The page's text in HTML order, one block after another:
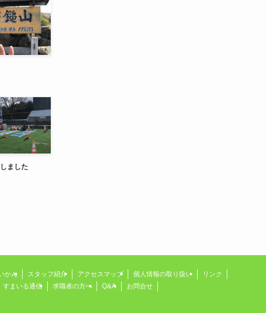
ました
かん スタッフ紹介 アクセスマップ 個人情報の取り扱い
リンク
すまいる通信 求職者の方へ Q&A お問合せ